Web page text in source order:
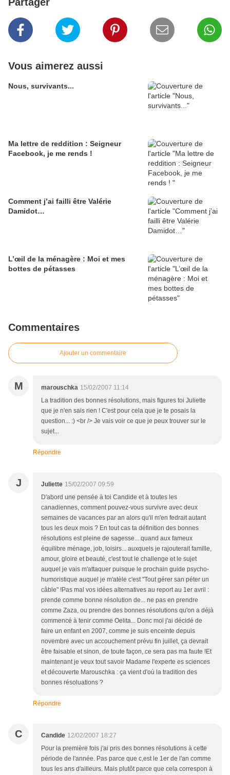
Vous aimerez aussi
Nous, survivants...
Ma lettre de reddition : Seigneur
Facebook, je me rends !
Comment j’ai failli être Valérie
Damidot…
L’œil de la ménagère : Moi et mes
bottes de pétasses
Commentaires
Ajouter un commentaire
M marouschka 15/02/2007 11:14
La tradition des bonnes résolutions, mais figures toi Juliette
que je n'en sais rien ! C'est pour cela que je te posais la
question... :) <br /> Je vais voir ce que je peux trouver sur le
sujet...
Répondre
J Juliette 15/02/2007 09:59
D'abord une pensée à toi Candide et à toutes les
canadiennes, comment pouvez-vous survivre avec deux
semaines de vacances par an alors qu'il m'en fedrait autant
tous les deux mois ? En tout cas ta définition des bonnes
résolutions est pleine de sagesse... quand aux fameux
équilibre ménage, job, loisirs... auxquels je rajouterait famille,
amour, gloire et beauté, c'est tout le challenge et le sujet
auquel je vais m'attaquer puisque le prochain guide psycho-
humoristique auquel je m'atèle c'est "Tout gérer san péter un
câble" !Pas mal vos idées alternatives au report au 1er avril :
prende comme bonne résolution de... ne pas en prendre
comme Zaza, ou prendre des bonnes résolutions qu'on a déjà
commencé à tenir comme Oelita... Donc moi j'ai décidé de
faire un enfant en 2007, comme je suis enceinte depuis
novembre avec un accouchement prévu fin juillet, ça devrait
être faisable et sinon, de toute façon, ce sera pas ma faute !Et
maintenant je veux tout savoir Madame l'experte es sciences
et découverte Marouschka : ça vient d'où la tradition des
bonnes résoluations ?
Répondre
C Candide 12/02/2007 18:27
Pour la première fois j'ai pris des bonnes résolutions à cette
période de l'année. Pas parce que c,est le 1er de l'an comme
tous les ans d'ailleurs. Mais plutôt parce que cela correspon à